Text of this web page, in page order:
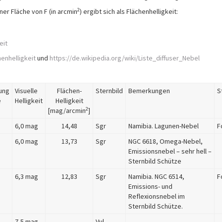
Fläche von F (in arcmin2) ergibt sich als Flächenhelligkeit:
und https://de.wikipedia.org/wiki/Liste_diffuser_Nebel
Visuelle
Helligkeit
Flächen-
Helligkeit
[mag/arcmin2]
Sternbild Bemerkungen
6,0 mag 14,48 Sgr Namibia. Lagunen-Nebel
6,0 mag
13,73 Sgr
NGC 6618, Omega-Nebel,
Emissionsnebel – sehr hell –
Sternbild Schütze
6,3 mag
12,83 Sgr
Namibia. NGC 6514,
Emissions- und
Reflexionsnebel im
Sternbild Schütze.